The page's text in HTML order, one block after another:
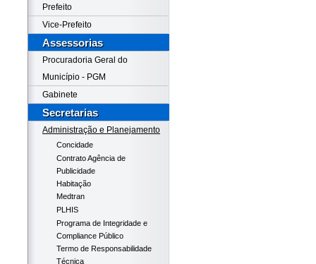
Prefeito
Vice-Prefeito
Assessorias
Procuradoria Geral do
Município - PGM
Gabinete
Secretarias
Administração e Planejamento
Concidade
Contrato Agência de
Publicidade
Habitação
Medtran
PLHIS
Programa de Integridade e
Compliance Público
Termo de Responsabilidade
Técnica